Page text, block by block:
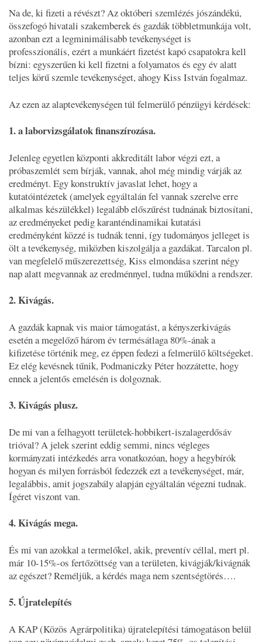
Na de, ki fizeti a révészt? Az októberi szemlézés jószándékú,
összefogó hivatali szakemberek és gazdák többletmunkája volt,
azonban ezt a legminimálisabb tevékenységet is
professzionális, ezért a munkáért fizetést kapó csapatokra kell
bízni: egyszerűen ki kell fizetni a folyamatos és egy év alatt
teljes körű szemle tevékenységet, ahogy Kiss István fogalmaz.
Az ezen az alaptevékenységen túl felmerülő pénzügyi kérdések:
1. a laborvizsgálatok finanszírozása.
Jelenleg egyetlen központi akkreditált labor végzi ezt, a
próbaszemlét sem bírják, vannak, ahol még mindig várják az
eredményt. Egy konstruktív javaslat lehet, hogy a
kutatóintézetek (amelyek egyáltalán fel vannak szerelve erre
alkalmas készülékkel) legalább előszűrést tudnának biztosítani,
az eredményeket pedig karanténdinamikai kutatási
eredményként közzé is tudnák tenni, így tudományos jelleget is
ölt a tevékenység, miközben kiszolgálja a gazdákat. Tarcalon pl.
van megfelelő műszerezettség, Kiss elmondása szerint négy
nap alatt megvannak az eredménnyel, tudna működni a rendszer.
2. Kivágás.
A gazdák kapnak vis maior támogatást, a kényszerkivágás
esetén a megelőző három év termésátlaga 80%-ának a
kifizetése történik meg, ez éppen fedezi a felmerülő költségeket.
Ez elég kevésnek tűnik, Podmaniczky Péter hozzátette, hogy
ennek a jelentős emelésén is dolgoznak.
3. Kivágás plusz.
De mi van a felhagyott területek-hobbikert-iszalagerdősáv
trióval? A jelek szerint eddig semmi, nincs végleges
kormányzati intézkedés arra vonatkozóan, hogy a hegybírók
hogyan és milyen forrásból fedezzék ezt a tevékenységet, már,
legalábbis, amit jogszabály alapján egyáltalán végezni tudnak.
Ígéret viszont van.
4. Kivágás mega.
És mi van azokkal a termelőkel, akik, preventív céllal, mert pl.
már 10-15%-os fertőzöttség van a területen, kivágják/kivágnák
az egészet? Reméljük, a kérdés maga nem szentségtörés….
5. Újratelepítés
A KAP (Közös Agrárpolitika) újratelepítési támogatáson belül